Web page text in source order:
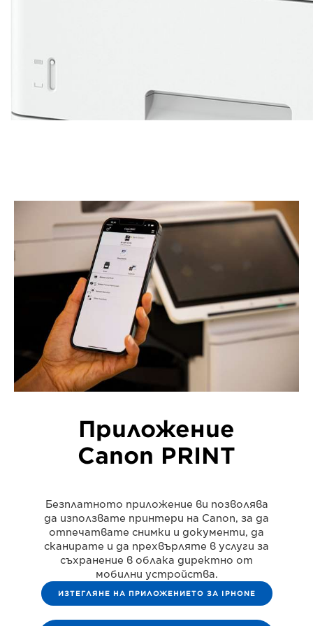
Приложение
Canon PRINT
Безплатното приложение ви позволява
да използвате принтери на Canon, за да
отпечатвате снимки и документи, да
сканирате и да прехвърляте в услуги за
съхранение в облака директно от
мобилни устройства.
ИЗТЕГЛЯНЕ НА ПРИЛОЖЕНИЕТО ЗА IPHONE